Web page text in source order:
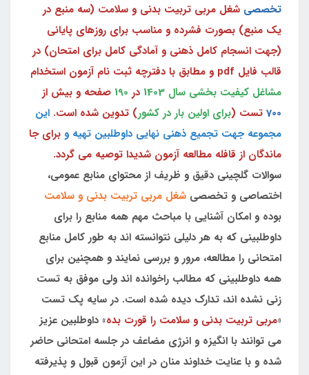
تخصصی شغل مربی تربیت بدنی و سلامت (سه منبع در
یک منبع) بصورت فشرده و مناسب برای روزهای پایانی
(جهت انسجام کامل ذهنی و آمادگی کامل برای امتحان) در
قالب فایل pdf و مطابق با دفترچه ثبت نام آزمون استخدام
مشاغل کیفیت بخشی سال 1403
در 190 صفحه و بیش از
700 تست (برای اولین بار در کشور) تدوین شده است. این
مجموعه جهت تجمیع ذهنی نهایی داوطلبین تهیه و برای جا
ماندگان از قافله مطالعه آزمون شدیدا توصیه می گردد.
سوالات گلچینی دقیق و ظریف از محتوای منابع عمومی،
اختصاصی و تخصصی شغل مربی تربیت بدنی و سلامت
بوده و امکان آشنایی با مباحث مهم همه منابع را برای
داوطلبینی که به هر دلیلی نتوانسته اند به طور کامل منابع
امتحانی را مطالعه، مرور و بررسی نمایند و همچنین برای
همه داوطلبینی که مطالب راخوانده اند ولی موفق به تست
زنی نشده اند، تدارک دیده شده است. در سایه پک تست
«مربی تربیت بدنی و سلامت را قورت بده» داوطلبین عزیز
می توانند با انگیزه و انرژی مضاعف در جلسه امتحانی حاضر
شده و با عنایت خداوند منان در این آزمون قبول و پذیرفته